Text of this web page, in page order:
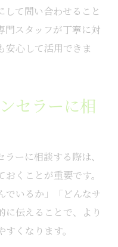
して問い合わせること
門スタッフが丁寧に対
安心して活用できま
セラーに相
ーに相談する際は、
くことが重要です。
でいるか」「どんなサ
に伝えることで、より
くなります。